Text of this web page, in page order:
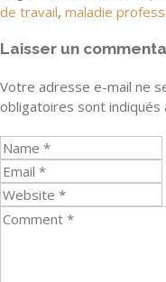
de travail, maladie
Laisser un
Votre adresse e-mail ne
obligatoires sont indiqués